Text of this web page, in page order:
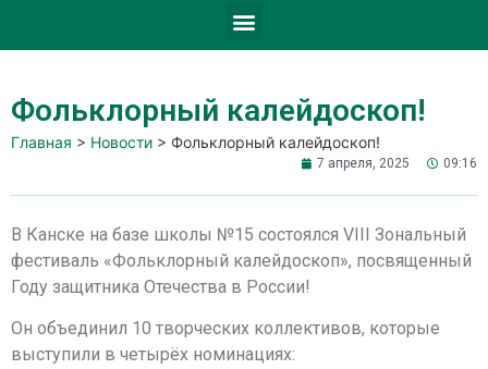
Фольклорный калейдоскоп!
Главная > Новости > Фольклорный калейдоскоп!
7 апреля, 2025 09:16
В Канске на базе школы №15 состоялся VIII Зональный
фестиваль «Фольклорный калейдоскоп», посвященный
Году защитника Отечества в России!
Он объединил 10 творческих коллективов, которые
выступили в четырёх номинациях: